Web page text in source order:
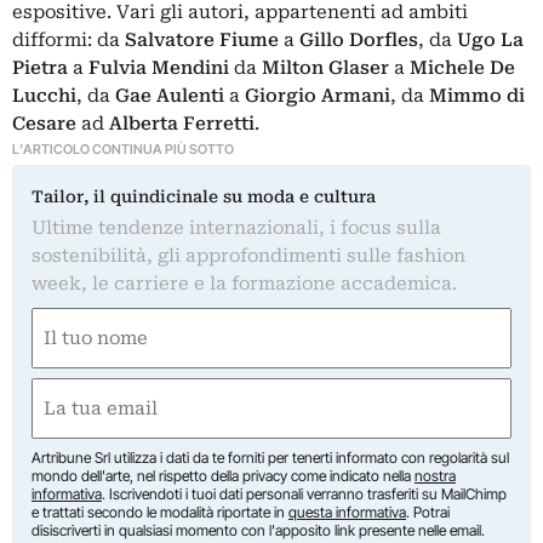
espositive. Vari gli autori, appartenenti ad ambiti
difformi: da Salvatore Fiume a Gillo Dorfles, da Ugo La
Pietra a Fulvia Mendini da Milton Glaser a Michele De
Lucchi, da Gae Aulenti a Giorgio Armani, da Mimmo di
Cesare ad Alberta Ferretti.
L'ARTICOLO CONTINUA PIÙ SOTTO
Tailor, il quindicinale su moda e cultura
Ultime tendenze internazionali, i focus sulla
sostenibilità, gli approfondimenti sulle fashion
week, le carriere e la formazione accademica.
(Obbligatorio)
Nome
(Obbligatorio)
Artribune Srl utilizza i dati da te forniti per tenerti informato con regolarità sul
mondo dell'arte, nel rispetto della privacy come indicato nella nostra
informativa. Iscrivendoti i tuoi dati personali verranno trasferiti su MailChimp
e trattati secondo le modalità riportate in questa informativa. Potrai
disiscriverti in qualsiasi momento con l'apposito link presente nelle email.